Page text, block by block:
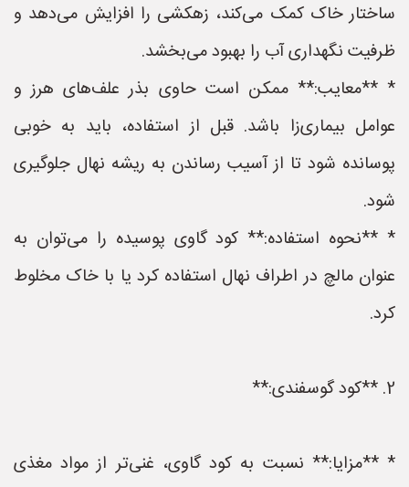
ساختار خاک کمک می‌کند، زهکشی را افزایش می‌دهد و
ظرفیت نگهداری آب را بهبود می‌بخشد.
* **معایب:** ممکن است حاوی بذر علف‌های هرز و
عوامل بیماری‌زا باشد. قبل از استفاده، باید به خوبی
پوسانده شود تا از آسیب رساندن به ریشه نهال جلوگیری
شود.
* **نحوه استفاده:** کود گاوی پوسیده را می‌توان به
عنوان مالچ در اطراف نهال استفاده کرد یا با خاک مخلوط
کرد.
2. **کود گوسفندی:**
* **مزایا:** نسبت به کود گاوی، غنی‌تر از مواد مغذی